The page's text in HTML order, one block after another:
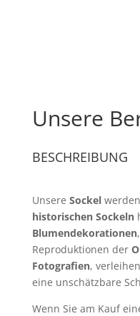
Unsere
BESCHREIBUNG
Unsere Sockel
historischen Sockeln
Blumendekorationen
Reproduktionen der
Fotografien,
eine unschätzbare
Wenn Sie am Kauf